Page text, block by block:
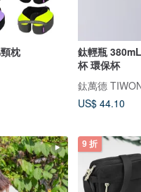
枕
鈦輕瓶
杯 環保杯
鈦萬德
US$ 44.10
9 折